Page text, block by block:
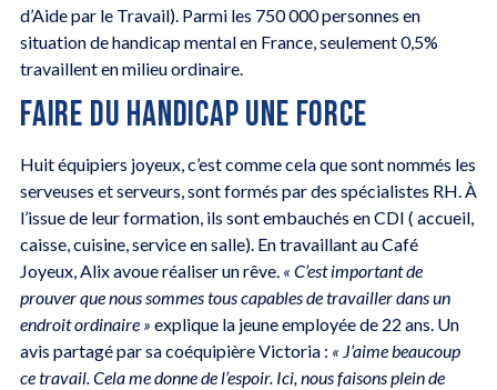
d’Aide par le Travail). Parmi les 750 000 personnes en
situation de handicap mental en France, seulement 0,5%
travaillent en milieu ordinaire.
FAIRE DU HANDICAP UNE FORCE
Huit équipiers joyeux, c’est comme cela que sont nommés les
serveuses et serveurs, sont formés par des spécialistes RH. À
l’issue de leur formation, ils sont embauchés en CDI ( accueil,
caisse, cuisine, service en salle). En travaillant au Café
Joyeux, Alix avoue réaliser un rêve.« C’est important de
prouver que nous sommes tous capables de travailler dans un
endroit ordinaire » explique la jeune employée de 22 ans. Un
avis partagé par sa coéquipière Victoria : « J’aime beaucoup
ce travail. Cela me donne de l’espoir. Ici, nous faisons plein de